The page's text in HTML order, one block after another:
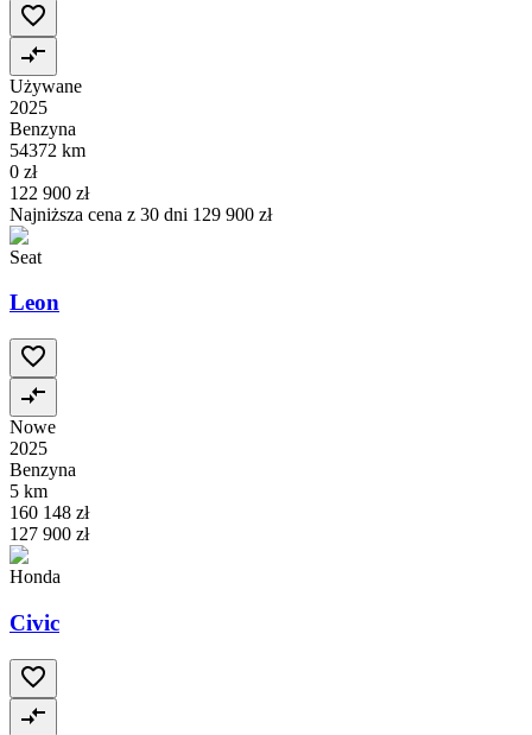
Używane
2025
Benzyna
54372 km
0 zł
122 900 zł
Najniższa cena z 30 dni 129 900 zł
Seat
Leon
Nowe
2025
Benzyna
5 km
160 148 zł
127 900 zł
Honda
Civic